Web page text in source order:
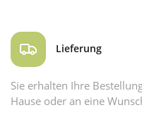
Lieferung
Sie erhalten Ihre
Hause oder an eine